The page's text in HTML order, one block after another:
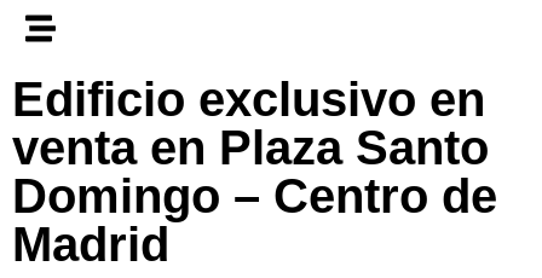
Edificio exclusivo en
venta en Plaza Santo
Domingo – Centro de
Madrid